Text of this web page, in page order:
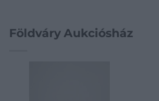
Földváry Aukciósház